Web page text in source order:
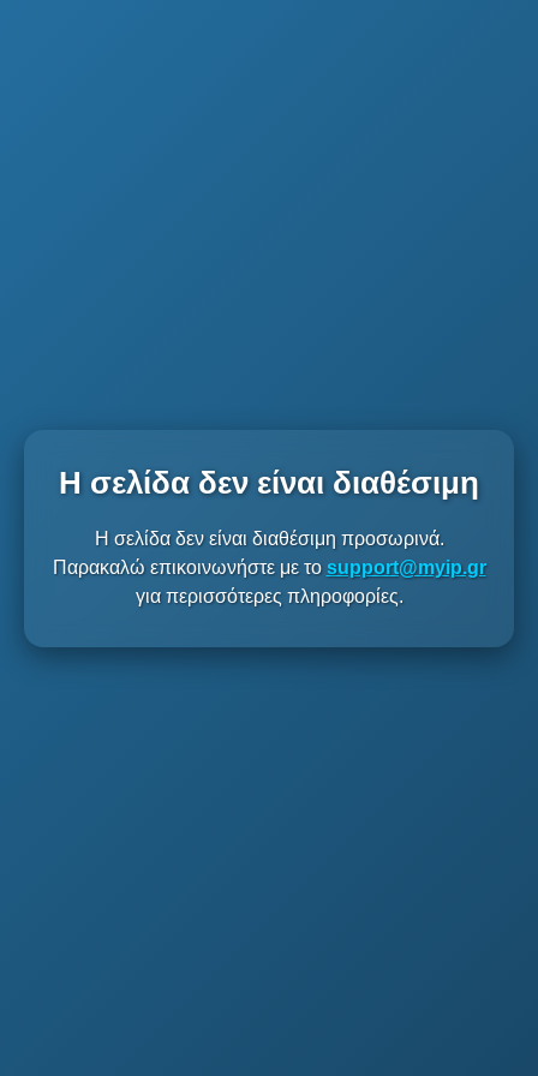
Η σελίδα δεν είναι διαθέσιμη
Η σελίδα δεν είναι διαθέσιμη προσωρινά.
Παρακαλώ επικοινωνήστε με το support@myip.gr
για περισσότερες πληροφορίες.